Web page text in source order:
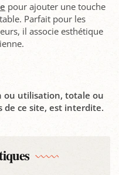
pour ajouter une touche
Parfait pour les
il associe esthétique
ou utilisation, totale ou
de ce site, est interdite.